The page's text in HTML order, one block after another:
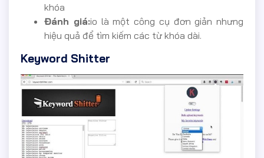
khóa
Đánh giá:io là một công cụ đơn giản nhưng
hiệu quả để tìm kiếm các từ khóa dài.
Keyword Shitter